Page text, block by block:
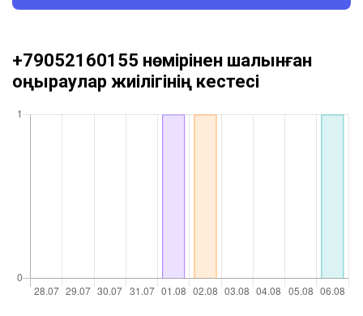
+79052160155 нөмірінен шалынған
қоңыраулар жиілігінің кестесі